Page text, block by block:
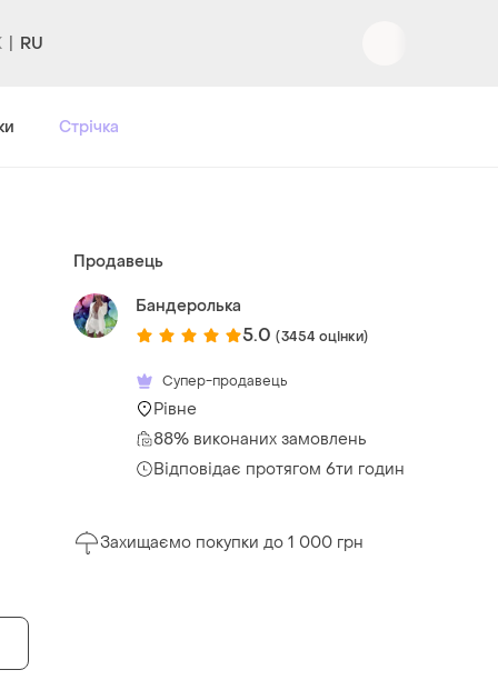
RU
Стрічка
Продавець
Бандеролька
5.0 (3454 оцінки)
Супер-продавець
Рівне
88% виконаних замовлень
Відповідає протягом 6ти годин
Захищаємо покупки до 1 000 грн